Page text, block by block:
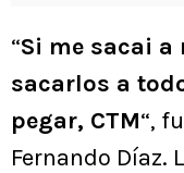
“Si me sacai a
sacarlos a
pegar, CTM“,
Fernando Díaz.